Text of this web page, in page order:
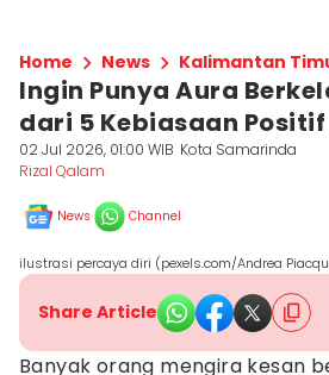
Home News Kalimantan
Ingin Punya Aura
dari 5 Kebiasaan
02 Jul 2026, 01:00 WIB Kota Samarinda
Rizal Qalam
News Channel
ilustrasi percaya diri (pexels.com/Andrea
Share Article
Banyak orang mengira kesan